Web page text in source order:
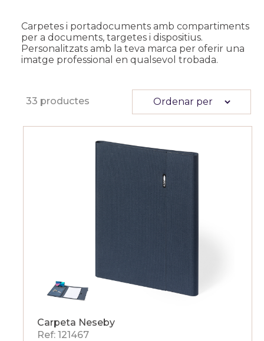
Carpetes i portadocuments amb compartiments
per a documents, targetes i dispositius.
Personalitzats amb la teva marca per oferir una
imatge professional en qualsevol trobada.
33 productes
Carpeta Neseby
Ref: 121467